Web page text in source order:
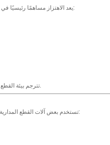
يعد الاهتزاز مساهمًا رئيسيًا في حواف القطع غير المنتظمة. تم تصميم الآلات المدارية بما يلي:
تترجم بيئة القطع المستقرة مباشرة إلى حواف أكثر سلاسة وخالية من الاختباء.
تستخدم بعض آلات القطع المدارية شفرات قطع مزدوجة أو عجلات قطع متخصصة. هذا التصميم: